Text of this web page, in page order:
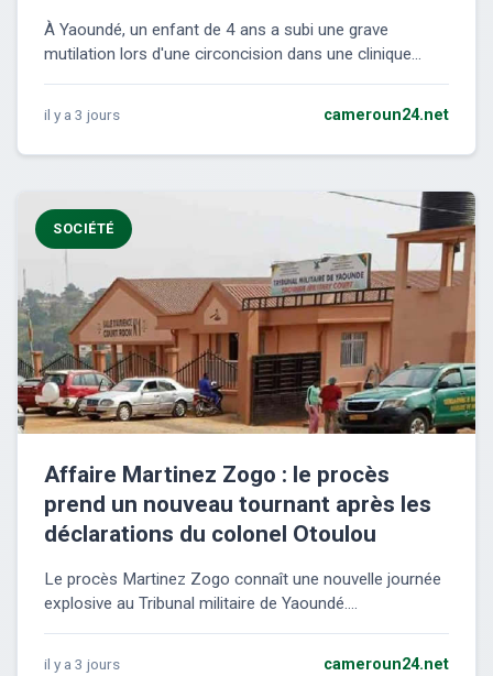
À Yaoundé, un enfant de 4 ans a subi une grave
mutilation lors d'une circoncision dans une clinique...
il y a 3 jours cameroun24.net
SOCIÉTÉ
Affaire Martinez Zogo : le procès
prend un nouveau tournant après les
déclarations du colonel Otoulou
Le procès Martinez Zogo connaît une nouvelle journée
explosive au Tribunal militaire de Yaoundé....
il y a 3 jours cameroun24.net